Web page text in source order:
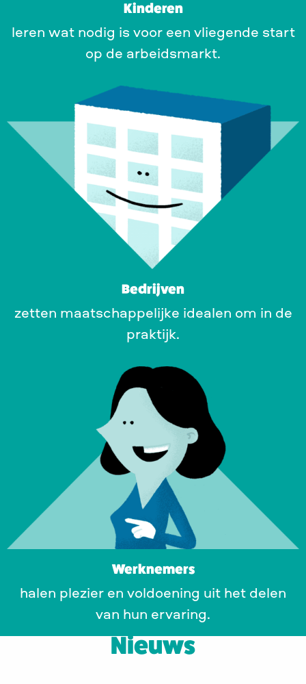
Kinderen
leren wat nodig is voor een vliegende start
op de arbeidsmarkt.
Bedrijven
zetten maatschappelijke idealen om in de
praktijk.
Werknemers
halen plezier en voldoening uit het delen
van hun ervaring.
Nieuws